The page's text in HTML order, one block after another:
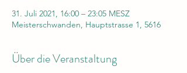
31. Juli 2021, 16:00 – 23:05 MESZ
Meisterschwanden, Hauptstrasse 1, 5616
Über die Veranstaltung